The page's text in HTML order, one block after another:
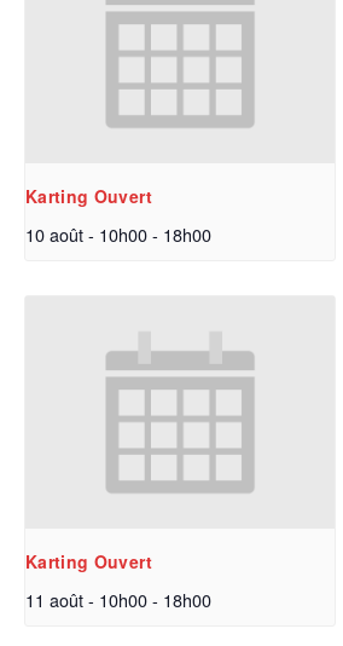
Karting Ouvert
10 août - 10h00- 18h00
Karting Ouvert
11 août - 10h00- 18h00